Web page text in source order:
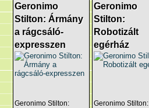
Geronimo
Stilton: Ármány
a rágcsáló-
expresszen
Geronimo Stilton:
Geronimo
Stilton:
Robotizált
egérház
Geronimo Stilton: